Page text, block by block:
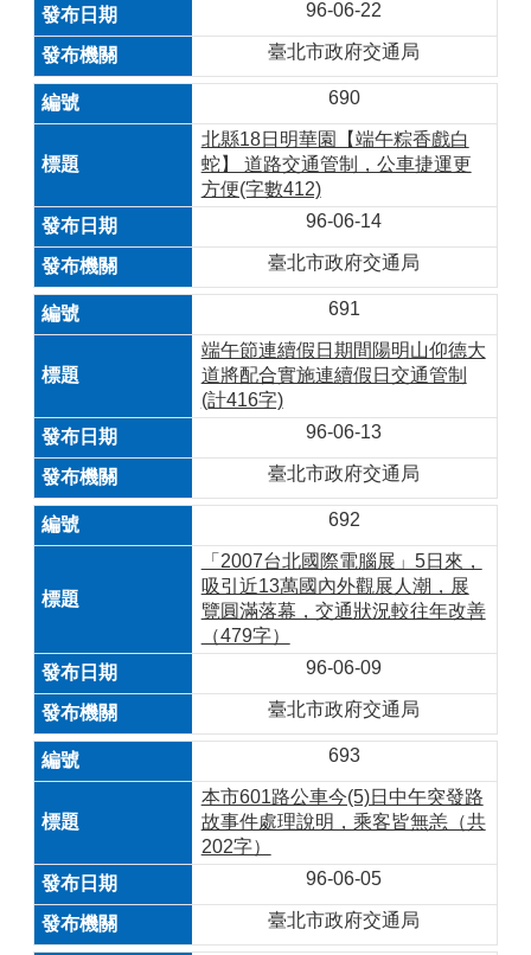
96-06-22
臺北市政府交通局
690
北縣18日明華園【端午粽香戲白
蛇】 道路交通管制，公車捷運更
方便(字數412)
96-06-14
臺北市政府交通局
691
端午節連續假日期間陽明山仰德大
道將配合實施連續假日交通管制
(計416字)
96-06-13
臺北市政府交通局
692
「2007台北國際電腦展」5日來，
吸引近13萬國內外觀展人潮，展
覽圓滿落幕，交通狀況較往年改善
（479字）
96-06-09
臺北市政府交通局
693
本市601路公車今(5)日中午突發路
故事件處理說明，乘客皆無恙（共
202字）
96-06-05
臺北市政府交通局